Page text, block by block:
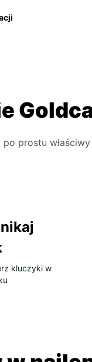
prostu
kluczyki w